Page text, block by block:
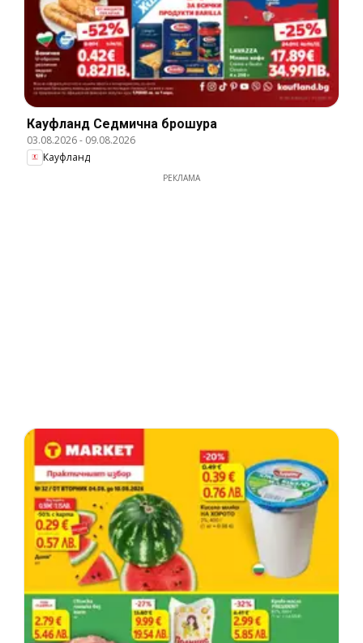
Кауфланд Cедмична брошура
03.08.2026- 09.08.2026
Кауфланд
РЕКЛАМА